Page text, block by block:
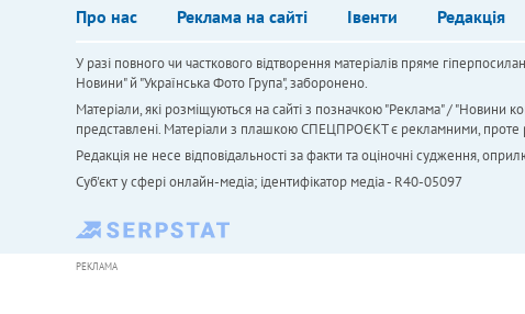
Про нас Реклама на сайті Івенти Редакція
У разі повного чи часткового відтворення матеріалів пряме
Новини" й "Українська Фото Група", заборонено.
Матеріали, які розміщуються на сайті з позначкою "Реклама" / "Новини
представлені. Матеріали з плашкою СПЕЦПРОЄКТ є рекламними, проте
Редакція не несе відповідальності за факти та оціночні судження,
Cуб'єкт у сфері онлайн-медіа; ідентифікатор медіа - R40-05097
РЕКЛАМА